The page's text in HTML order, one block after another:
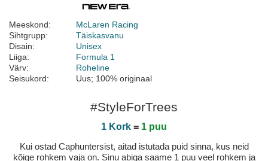
Meeskond:
McLaren Racing
Sihtgrupp:
Täiskasvanu
Disain:
Unisex
Liiga:
Formula 1
Värv:
Roheline
Seisukord:
Uus; 100% originaal
#StyleForTrees
1 Kork = 1 puu
Kui ostad Caphuntersist, aitad istutada puid sinna, kus neid
kõige rohkem vaja on. Sinu abiga saame 1 puu veel rohkem ja